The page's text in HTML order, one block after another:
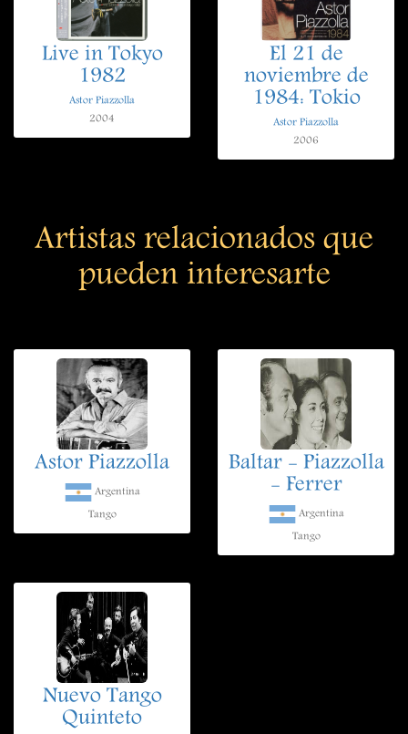
Live in Tokyo
1982
Astor Piazzolla
2004
El 21 de
noviembre de
1984: Tokio
Astor Piazzolla
2006
Artistas relacionados que
pueden interesarte
Astor Piazzolla
Argentina
Tango
Baltar - Piazzolla
- Ferrer
Argentina
Tango
Nuevo Tango
Quinteto